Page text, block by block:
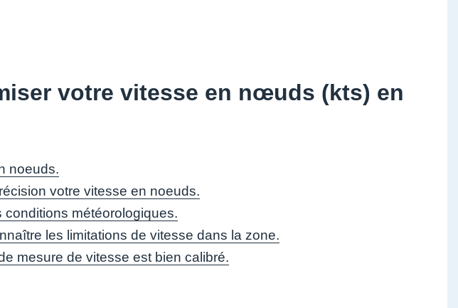
votre vitesse en nœuds (kts) en
noeuds.
votre vitesse en noeuds.
météorologiques.
les limitations de vitesse dans la zone.
mesure de vitesse est bien calibré.